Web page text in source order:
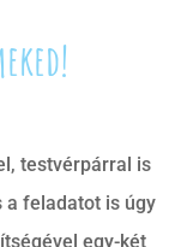
testvérpárral is
a feladatot is úgy
egy-két